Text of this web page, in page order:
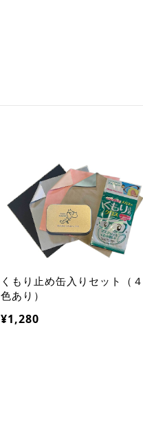
くもり止め缶入りセット（４
色あり）
¥1,280